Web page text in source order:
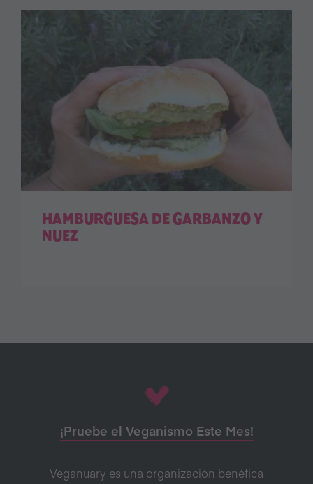
HAMBURGUESA DE GARBANZO Y
NUEZ
¡Pruebe el Veganismo Este Mes!
Veganuary es una organización benéfica